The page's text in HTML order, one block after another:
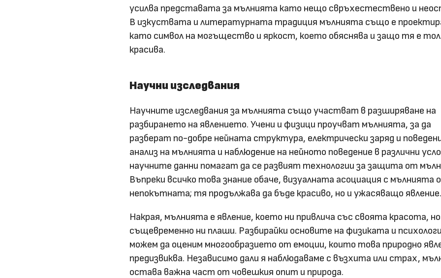
усилва представата за мълнията като нещо свръхестествено и
В изкуствата и литературната традиция мълнията също е
като символ на могъщество и яркост, което обяснява и защо тя е
красива.
Научни изследвания
Научните изследвания за мълнията също участват в разширяване на
разбирането на явлението. Учени и физици проучват мълнията, за да
разберат по-добре нейната структура, електрически заряд и
анализ на мълнията и наблюдение на нейното поведение в различни
научните данни помагат да се развият технологии за защита от
Въпреки всичко това знание обаче, визуалната асоциация с мълнията
непокътната; тя продължава да бъде красиво, но и ужасяващо
Накрая, мълнията е явление, което ни привлича със своята красота, но
същевременно ни плаши. Разбирайки основите на физиката и
можем да оценим многообразието от емоции, които това природно
предизвиква. Независимо дали я наблюдаваме с възхита или страх,
остава важна част от човешкия опит и природа.